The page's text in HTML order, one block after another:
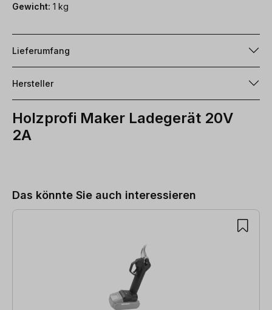
Gewicht: 1 kg
Lieferumfang
Hersteller
Holzprofi Maker Ladegerät 20V
2A
Das könnte Sie auch interessieren